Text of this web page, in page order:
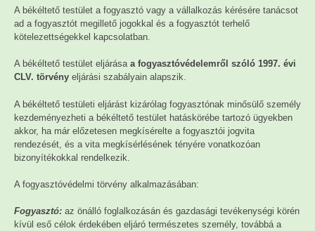
A békéltető testület a fogyasztó vagy a vállalkozás kérésére tanácsot
ad a fogyasztót megillető jogokkal és a fogyasztót terhelő
kötelezettségekkel kapcsolatban.
A békéltető testület eljárása a fogyasztóvédelemről szóló 1997. évi
CLV. törvény eljárási szabályain alapszik.
A békéltető testületi eljárást kizárólag fogyasztónak minősülő személy
kezdeményezheti a békéltető testület hatáskörébe tartozó ügyekben
akkor, ha már előzetesen megkísérelte a fogyasztói jogvita
rendezését, és a vita megkísérlésének tényére vonatkozóan
bizonyítékokkal rendelkezik.
A fogyasztóvédelmi törvény alkalmazásában:
Fogyasztó: az önálló foglalkozásán és gazdasági tevékenységi körén
kívül eső célok érdekében eljáró természetes személy, továbbá a